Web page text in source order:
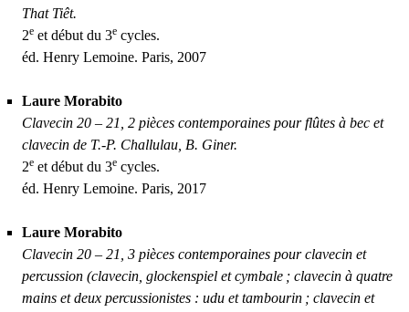
That Tiêt.
2e et début du 3e cycles.
éd. Henry Lemoine. Paris, 2007
Laure Morabito
Clavecin 20 – 21, 2 pièces contemporaines pour flûtes à bec et
clavecin de T.-P. Challulau, B. Giner.
2e et début du 3e cycles.
éd. Henry Lemoine. Paris, 2017
Laure Morabito
Clavecin 20 – 21, 3 pièces contemporaines pour clavecin et
percussion (clavecin, glockenspiel et cymbale ; clavecin à quatre
mains et deux percussionistes : udu et tambourin ; clavecin et